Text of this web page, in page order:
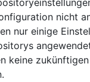
nicht
nur einige
keine